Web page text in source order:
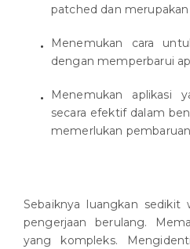
patched dan
Menemukan cara
dengan memperbarui
Menemukan aplikasi
secara efektif dalam
memerlukan
Sebaiknya luangkan
pengerjaan berulang.
yang kompleks.